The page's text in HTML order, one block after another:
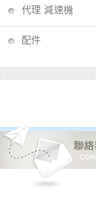
代理 減速機
配件